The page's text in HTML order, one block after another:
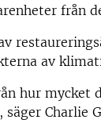
från
av
hur mycket
Charlie